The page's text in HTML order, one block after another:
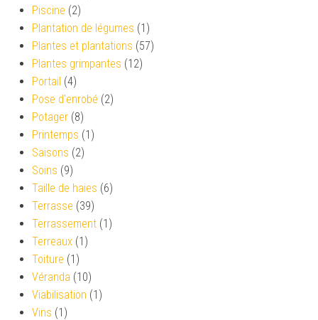
Piscine (2)
Plantation de légumes (1)
Plantes et plantations (57)
Plantes grimpantes (12)
Portail (4)
Pose d'enrobé (2)
Potager (8)
Printemps (1)
Saisons (2)
Soins (9)
Taille de haies (6)
Terrasse (39)
Terrassement (1)
Terreaux (1)
Toiture (1)
Véranda (10)
Viabilisation (1)
Vins (1)